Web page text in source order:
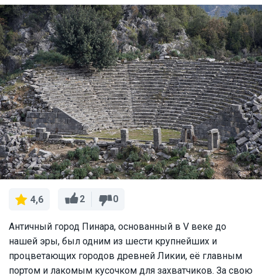
4,6 2 0
Античный город Пинара, основанный в V веке до
нашей эры, был одним из шести крупнейших и
процветающих городов древней Ликии, её главным
портом и лакомым кусочком для захватчиков. За свою